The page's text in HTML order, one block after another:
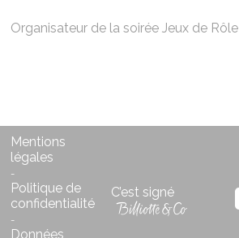
Organisateur de la soirée Jeux de Rôle
Mentions
légales
-
Politique de
confidentialité
-
Données
C’est signé